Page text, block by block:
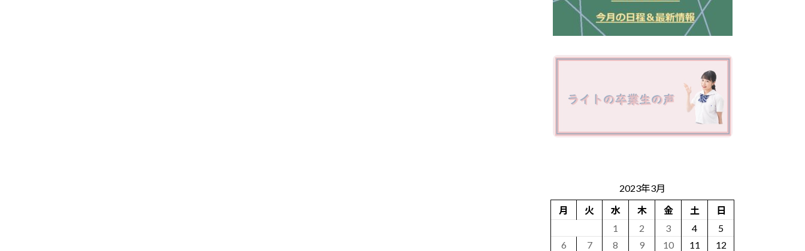
2023年3月
月
火 水 木 金 土
日
1
2 3 4
5
6
7 8 9 10 11
12